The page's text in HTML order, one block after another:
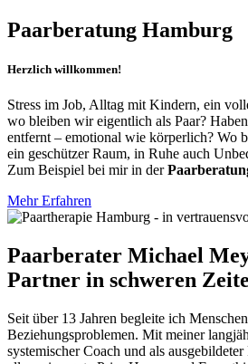
Paarberatung Hamburg
Herzlich willkommen!
Stress im Job, Alltag mit Kindern, ein
wo bleiben wir eigentlich als Paar?
entfernt – emotional wie körperlich? Wo
ein geschützer Raum, in Ruhe auch
Zum Beispiel bei mir in der
Mehr Erfahren
Paarberater Michael
Partner in schweren
Seit über 13 Jahren begleite ich
Beziehungsproblemen. Mit meiner
systemischer Coach und als